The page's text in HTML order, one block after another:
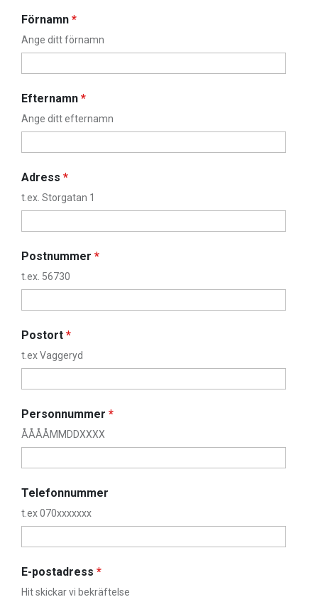
Förnamn *
Ange ditt förnamn
Efternamn *
Ange ditt efternamn
Adress *
t.ex. Storgatan 1
Postnummer *
t.ex. 56730
Postort *
t.ex Vaggeryd
Personnummer *
ÅÅÅÅMMDDXXXX
Telefonnummer
t.ex 070xxxxxxx
E-postadress *
Hit skickar vi bekräftelse